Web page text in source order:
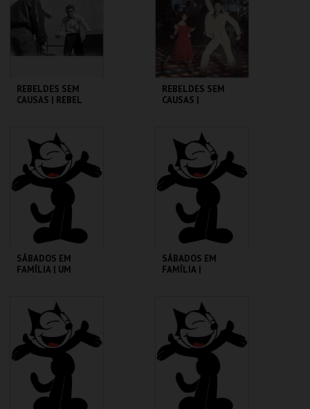
MAIS INFO
COMPRAR
MAIS INFO
COMPRAR
REBELDES SEM
CAUSAS | REBEL
CINEMATECA
MAIS INFO
COMPRAR
REBELDES SEM
CAUSAS |
CINEMATECA
MAIS INFO
COMPRAR
SÁBADOS EM
FAMÍLIA | UM
CINEMATECA
MAIS INFO
COMPRAR
SÁBADOS EM
FAMÍLIA |
CINEMATECA
MAIS INFO
COMPRAR